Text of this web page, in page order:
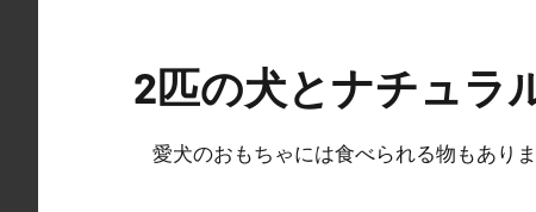
2匹の犬とナチュラ
愛犬のおもちゃには食べられる物もあり